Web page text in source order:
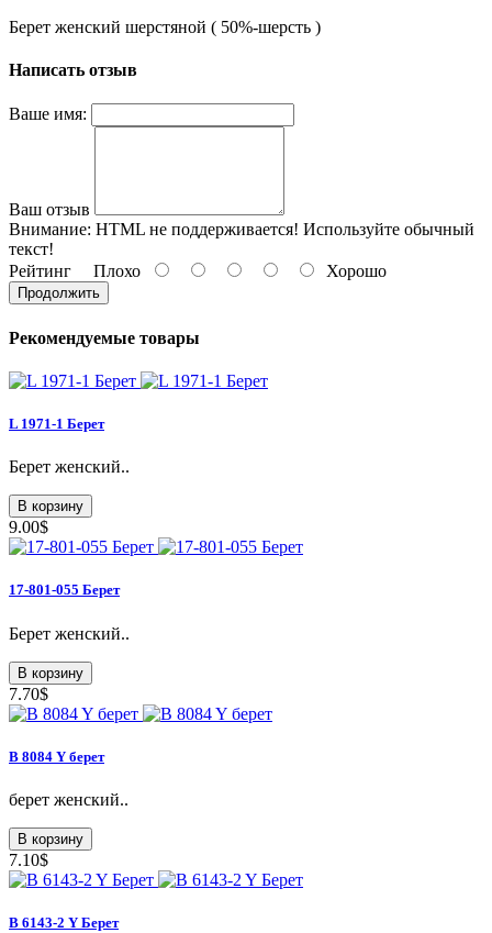
Берет женский шерстяной ( 50%-шерсть )
Написать отзыв
Ваше имя:
Ваш отзыв
Внимание: HTML не поддерживается! Используйте обычный
текст!
Рейтинг Плохо Хорошо
Продолжить
Рекомендуемые товары
L 1971-1 Берет
Берет женский..
В корзину
9.00$
17-801-055 Берет
Берет женский..
В корзину
7.70$
B 8084 Y берет
берет женский..
В корзину
7.10$
B 6143-2 Y Берет